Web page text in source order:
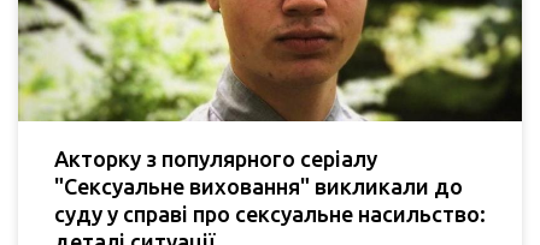
Акторку з популярного серіалу
"Сексуальне виховання" викликали до
суду у справі про сексуальне насильство: